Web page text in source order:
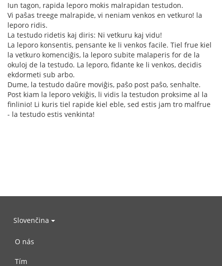
Iun tagon, rapida leporo mokis malrapidan testudon.
Vi paŝas treege malrapide, vi neniam venkos en vetkuro! la
leporo ridis.
La testudo ridetis kaj diris: Ni vetkuru kaj vidu!
La leporo konsentis, pensante ke li venkos facile. Tiel frue kiel
la vetkuro komenciĝis, la leporo subite malaperis for de la
okuloj de la testudo. La leporo, fidante ke li venkos, decidis
ekdormeti sub arbo.
Dume, la testudo daŭre moviĝis, paŝo post paŝo, senhalte.
Post kiam la leporo vekiĝis, li vidis la testudon proksime al la
finlinio! Li kuris tiel rapide kiel eble, sed estis jam tro malfrue
- la testudo estis venkinta!
Slovenčina
O nás
Tím